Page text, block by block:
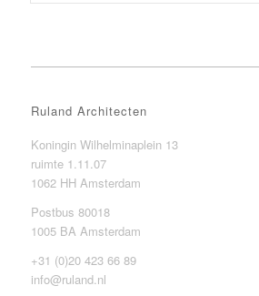
Ruland Architecten
Koningin Wilhelminaplein 13
ruimte 1.11.07
1062 HH Amsterdam
Postbus 80018
1005 BA Amsterdam
+31 (0)20 423 66 89
info@ruland.nl